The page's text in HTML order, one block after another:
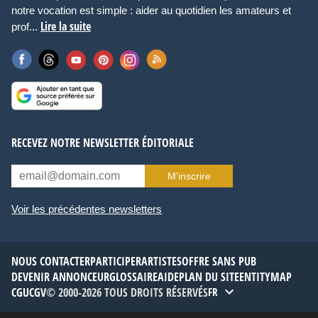
notre vocation est simple : aider au quotidien les amateurs et
prof... Lire la suite
RECEVEZ NOTRE NEWSLETTER ÉDITORIALE
M’inscrire
Voir les précédentes newsletters
NOUS CONTACTERPARTICIPERARTISTESOFFRE SANS PUB
DEVENIR ANNONCEURGLOSSAIREAIDEPLAN DU SITEENTITYMAP
CGUCGV© 2000-2026 TOUS DROITS RÉSERVÉSFR